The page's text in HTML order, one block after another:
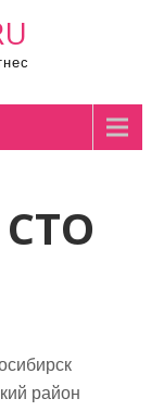
район